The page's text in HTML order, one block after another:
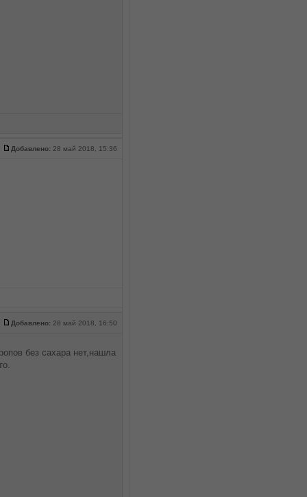
Добавлено:28 май 2018, 15:36
Добавлено: 28 май 2018, 16:50
без сахара нет,нашла